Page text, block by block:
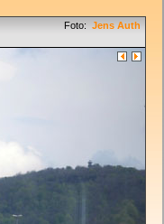
Foto: Jens Auth